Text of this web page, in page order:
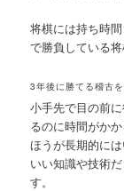
将棋には持ち時
で勝負している
3年後に勝てる稽古
小手先で目の前
るのに時間がか
ほうが長期的に
いい知識や技術
す。